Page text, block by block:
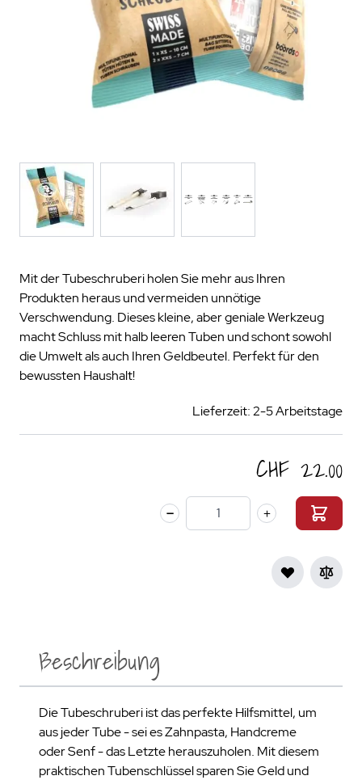
Mit der Tubeschruberi holen Sie mehr aus Ihren
Produkten heraus und vermeiden unnötige
Verschwendung. Dieses kleine, aber geniale Werkzeug
macht Schluss mit halb leeren Tuben und schont sowohl
die Umwelt als auch Ihren Geldbeutel. Perfekt für den
bewussten Haushalt!
Lieferzeit: 2-5 Arbeitstage
CHF 22.00
Menge
Beschreibung
Die Tubeschruberi ist das perfekte Hilfsmittel, um
aus jeder Tube - sei es Zahnpasta, Handcreme
oder Senf - das Letzte herauszuholen. Mit diesem
praktischen Tubenschlüssel sparen Sie Geld und